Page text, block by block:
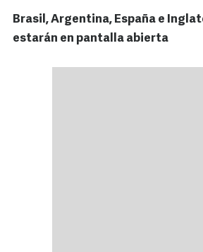
Brasil, Argentina, España e
estarán en pantalla abierta